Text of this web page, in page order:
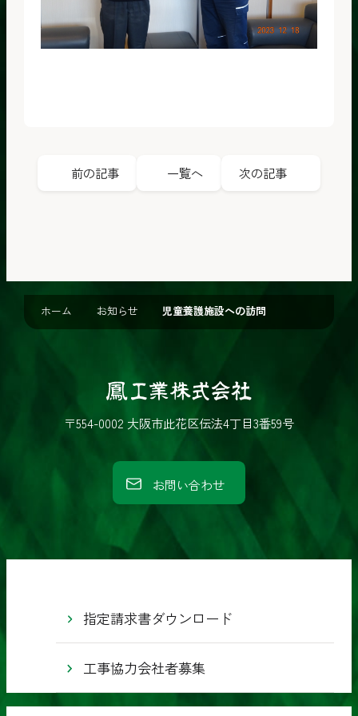
前の記事 一覧へ 次の記事
ホーム お知らせ 児童養護施設への訪問
鳳
工
株
社
〒554-0002 大阪市此花区伝法4丁目3番59号
お問い合わせ
指定請求書ダウンロード
工事協力会社者募集